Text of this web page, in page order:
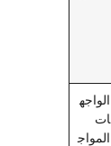
الواجه
ات
المواج